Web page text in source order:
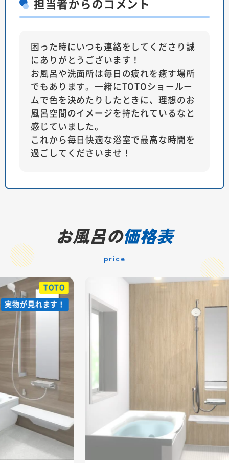
担当者からのコメント
困った時にいつも連絡をしてくださり誠
にありがとうございます！
お風呂や洗面所は毎日の疲れを癒す場所
でもあります。一緒にTOTOショールー
ムで色を決めたりしたときに、理想のお
風呂空間のイメージを持たれているなと
感じていました。
これから毎日快適な浴室で最高な時間を
過ごしてくださいませ！
お風呂の価格表
price